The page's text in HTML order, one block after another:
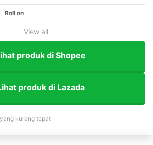
Roll on
View all
produk di Shopee
produk di Lazada
kurang tepat